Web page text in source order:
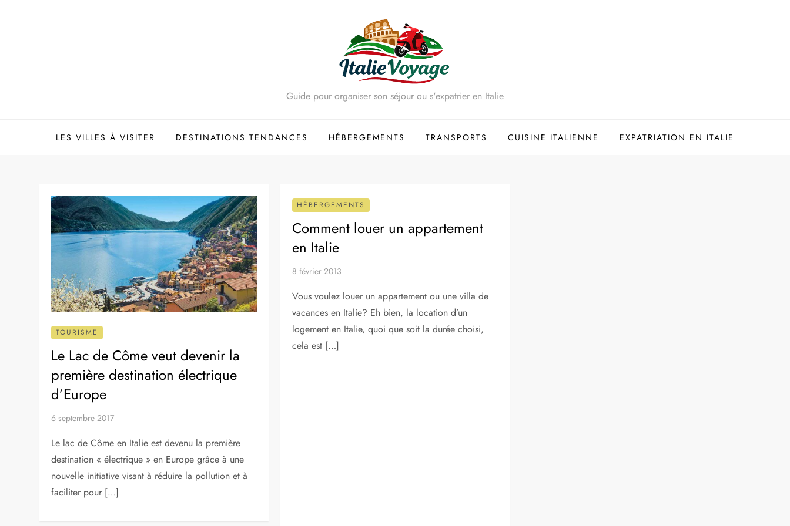
Guide pour organiser son séjour ou s'expatrier en Italie
LES VILLES À VISITER DESTINATIONS TENDANCES HÉBERGEMENTS TRANSPORTS CUISINE ITALIENNE EXPATRIATION EN ITALIE
TOURISME
Le Lac de Côme veut devenir la
première destination électrique
d’Europe
6 septembre 2017
Le lac de Côme en Italie est devenu la première
destination « électrique » en Europe grâce à une
nouvelle initiative visant à réduire la pollution et à
faciliter pour […]
HÉBERGEMENTS
Comment louer un appartement
en Italie
8 février 2013
Vous voulez louer un appartement ou une villa de
vacances en Italie? Eh bien, la location d’un
logement en Italie, quoi que soit la durée choisi,
cela est […]